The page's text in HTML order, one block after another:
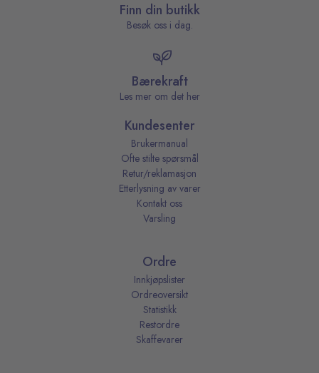
Finn din butikk
Besøk oss i dag.
Bærekraft
Les mer om det her
Kundesenter
Brukermanual
Ofte stilte spørsmål
Retur/reklamasjon
Etterlysning av varer
Kontakt oss
Varsling
Ordre
Innkjøpslister
Ordreoversikt
Statistikk
Restordre
Skaffevarer